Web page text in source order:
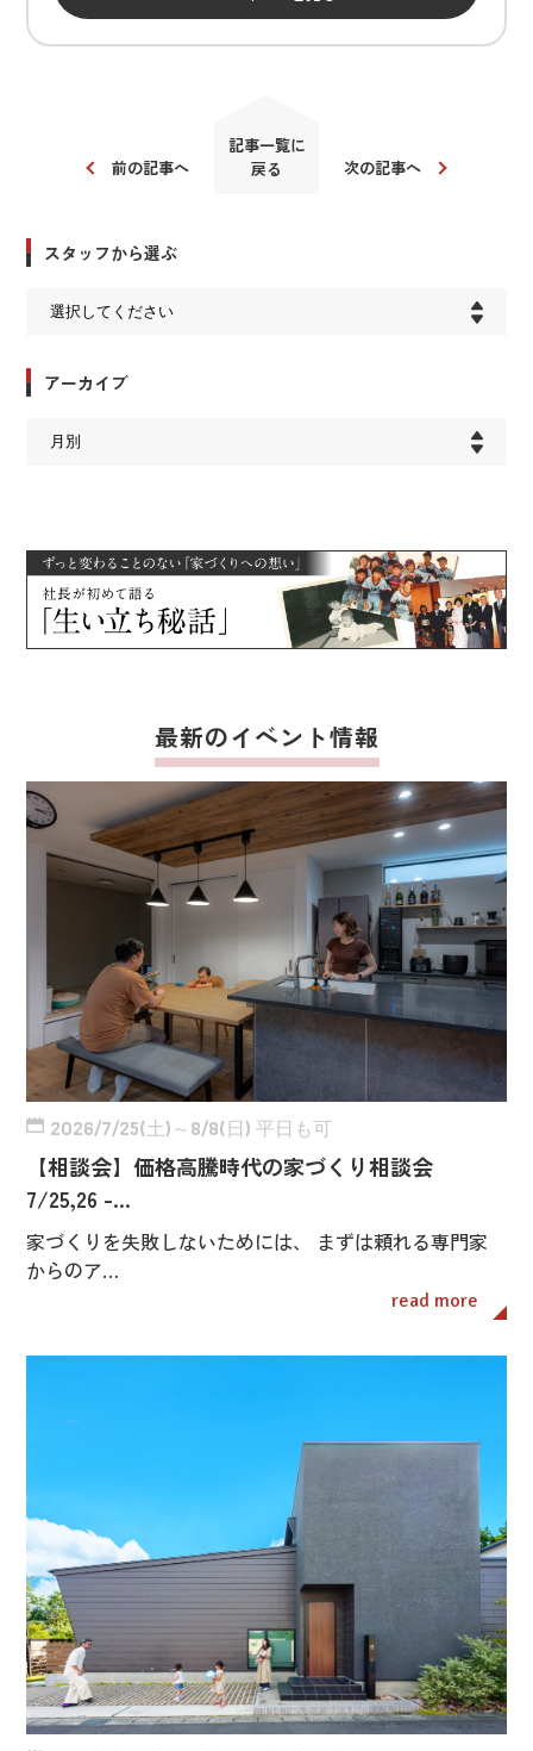
前の記事へ
記事一覧に
戻る
次の記事へ
スタッフから選ぶ
アーカイブ
最新のイベント情報
2026/7/25(土)～8/8(日) 平日も可
【相談会】価格高騰時代の家づくり相談会
7/25,26 -…
家づくりを失敗しないためには、 まずは頼れる専門家
からのア…
read more